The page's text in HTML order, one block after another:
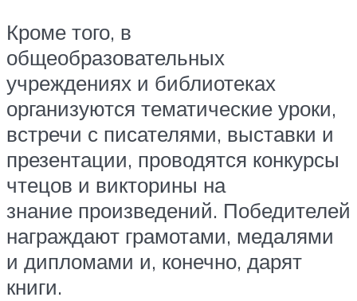
Кроме того, в
общеобразовательных
учреждениях и библиотеках
организуются тематические уроки,
встречи с писателями, выставки и
презентации, проводятся конкурсы
чтецов и викторины на
знание произведений. Победителей
награждают грамотами, медалями
и дипломами и, конечно, дарят
книги.